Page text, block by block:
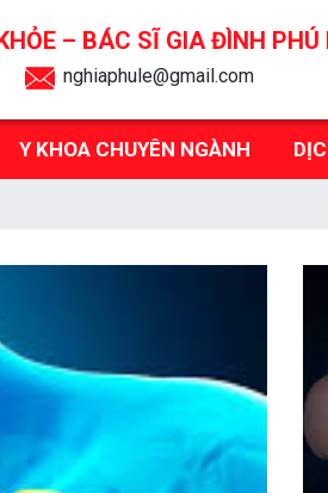
– BÁC SĨ GIA ĐÌNH PHÚ
nghiaphule@gmail.com
Y KHOA CHUYÊN NGÀNH